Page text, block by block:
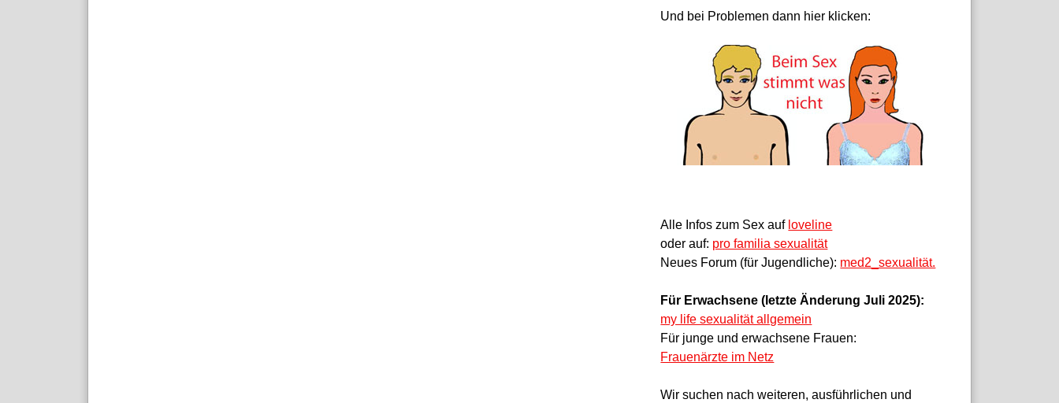
Und bei Problemen dann hier klicken:
Alle Infos zum Sex auf loveline
oder auf: pro familia sexualität
Neues Forum (für Jugendliche): med2_sexualität.
Für Erwachsene (letzte Änderung Juli 2025):
my life sexualität allgemein
Für junge und erwachsene Frauen:
Frauenärzte im Netz
Wir suchen nach weiteren, ausführlichen und